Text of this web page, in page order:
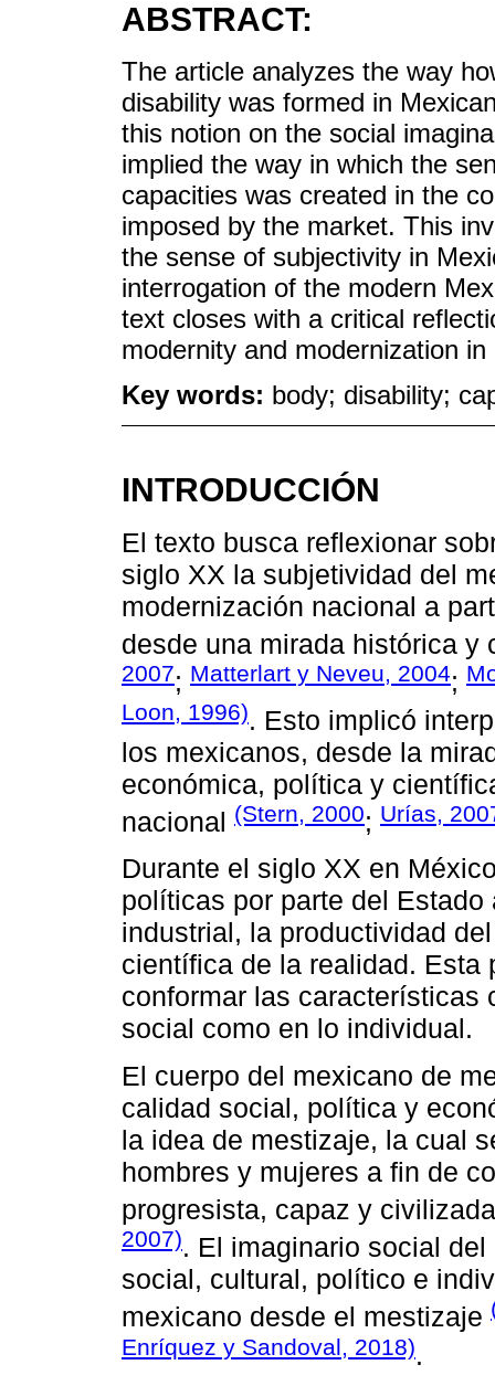
ABSTRACT:
The article analyzes the way
disability was formed in
this notion on the social
implied the way in which the
capacities was created in the
imposed by the market. This
the sense of subjectivity in
interrogation of the modern
text closes with a critical
modernity and modernization in
Key words: body; disability;
INTRODUCCIÓN
El texto busca reflexionar
siglo XX la subjetividad del
modernización nacional a
desde una mirada histórica y
2007; Matterlart y Neveu, 2004;
Loon, 1996). Esto implicó
los mexicanos, desde la
económica, política y
nacional (Stern, 2000; Urías,
Durante el siglo XX en
políticas por parte del
industrial, la productividad
científica de la realidad. Esta
conformar las características
social como en lo individual.
El cuerpo del mexicano de
calidad social, política y
la idea de mestizaje, la cual
hombres y mujeres a fin de
progresista, capaz y
2007). El imaginario social
social, cultural, político e
mexicano desde el mestizaje
Enríquez y Sandoval, 2018).